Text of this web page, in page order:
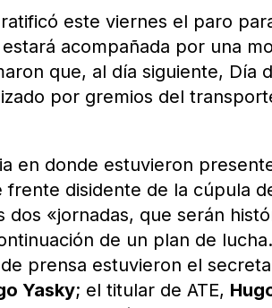
este viernes el paro
acompañada por una
que, al día siguiente, Día
por gremios del
en donde estuvieron
frente disidente de la cúpula
dos «jornadas, que serán
de un plan de lucha.
prensa estuvieron el
Yasky; el titular de ATE,